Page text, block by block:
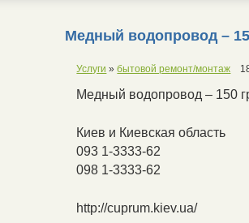
Медный водопровод –
Услуги »бытовой ремонт/монтаж
Медный водопровод – 150
Киев и Киевская область
093 1-3333-62
098 1-3333-62
http://cuprum.kiev.ua/